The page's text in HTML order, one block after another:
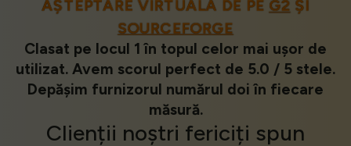
AȘTEPTARE VIRTUALĂ DE PE G2ȘI
SOURCEFORGE
Clasat pe locul 1 în topul celor mai ușor de
utilizat. Avem scorul perfect de 5.0 / 5 stele.
Depășim furnizorul numărul doi în fiecare
măsură.
Clienții noștri fericiți spun